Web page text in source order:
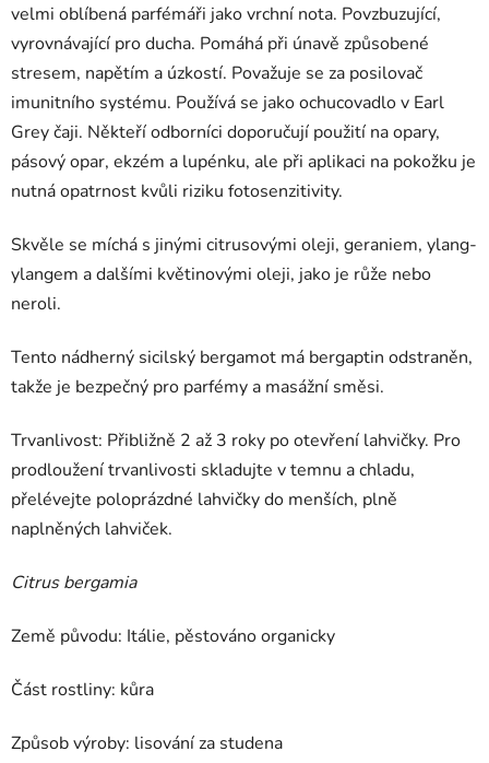
velmi oblíbená parfémáři jako vrchní nota. Povzbuzující,
vyrovnávající pro ducha. Pomáhá při únavě způsobené
stresem, napětím a úzkostí. Považuje se za posilovač
imunitního systému. Používá se jako ochucovadlo v Earl
Grey čaji. Někteří odborníci doporučují použití na opary,
pásový opar, ekzém a lupénku, ale při aplikaci na pokožku je
nutná opatrnost kvůli riziku fotosenzitivity.
Skvěle se míchá s jinými citrusovými oleji, geraniem, ylang-
ylangem a dalšími květinovými oleji, jako je růže nebo
neroli.
Tento nádherný sicilský bergamot má bergaptin odstraněn,
takže je bezpečný pro parfémy a masážní směsi.
Trvanlivost: Přibližně 2 až 3 roky po otevření lahvičky. Pro
prodloužení trvanlivosti skladujte v temnu a chladu,
přelévejte poloprázdné lahvičky do menších, plně
naplněných lahviček.
Citrus bergamia
Země původu: Itálie, pěstováno organicky
Část rostliny: kůra
Způsob výroby: lisování za studena